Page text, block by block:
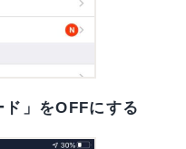
」をOFFにする